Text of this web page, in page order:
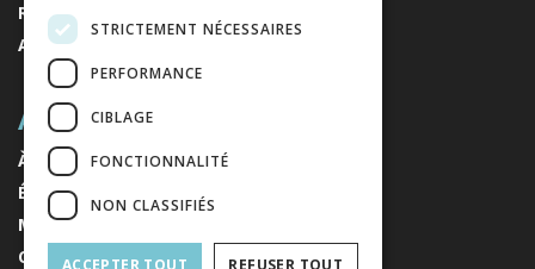
REVUES
AUTEURS
A PROPOS
À PROPOS DE NOUS
ÉDITEURS
MENTIONS LÉGALES
CONDITIONS GÉNÉRALES DE VENTE
STRICTEMENT NÉCESSAIRES
PERFORMANCE
CIBLAGE
FONCTIONNALITÉ
NON CLASSIFIÉS
ACCEPTER TOUT REFUSER TOUT